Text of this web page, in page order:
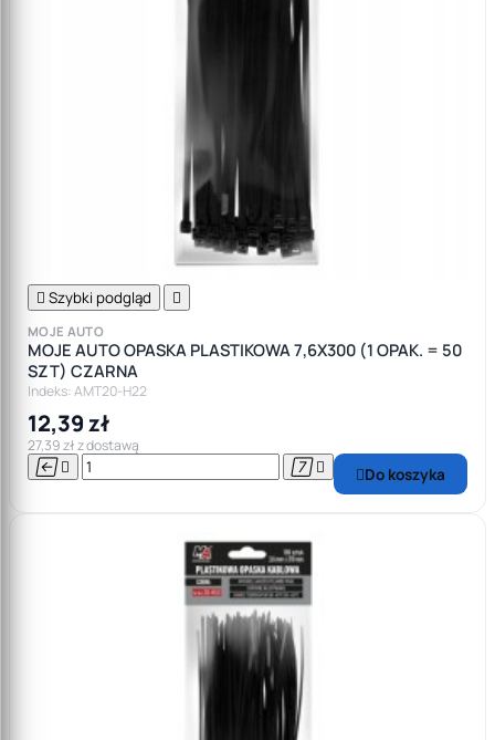
 Szybki podgląd 
MOJE AUTO
MOJE AUTO OPASKA PLASTIKOWA 7,6X300 (1 OPAK. = 50
SZT) CZARNA
Indeks: AMT20-H22
12,39 zł
27,39 zł z dostawą
    Do koszyka